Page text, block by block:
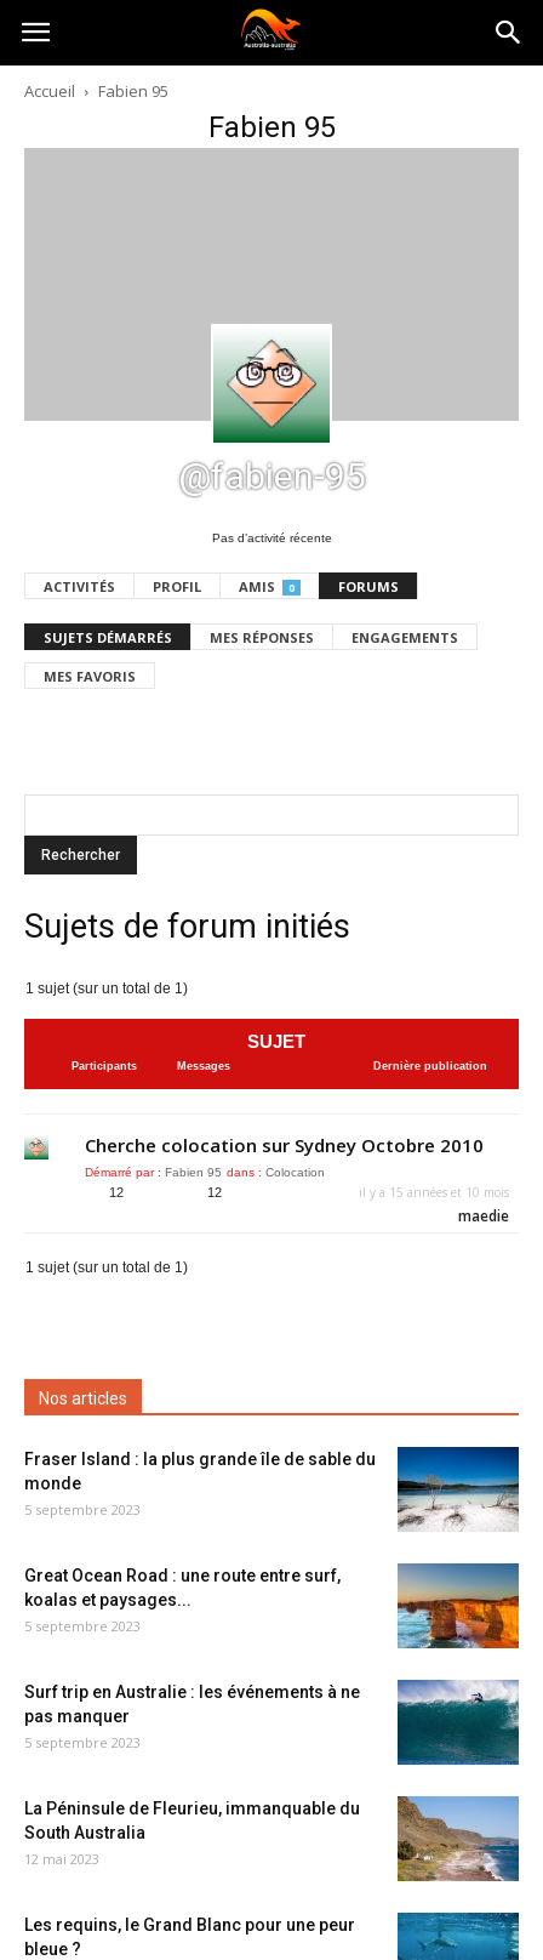
Australia-
australie.com
Accueil Fabien 95
Fabien 95
@fabien-95
Pas d’activité récente
ACTIVITÉS PROFIL AMIS 0 FORUMS
SUJETS DÉMARRÉS MES RÉPONSES ENGAGEMENTS
MES FAVORIS
Sujets de forum initiés
1 sujet (sur un total de 1)
SUJET
Participants Messages Dernière publication
Cherche colocation sur Sydney Octobre 2010
Démarré par : Fabien 95 dans : Colocation
12 12 il y a 15 années et 10 mois
maedie
1 sujet (sur un total de 1)
Nos articles
Fraser Island : la plus grande île de sable du
monde
5 septembre 2023
Great Ocean Road : une route entre surf,
koalas et paysages...
5 septembre 2023
Surf trip en Australie : les événements à ne
pas manquer
5 septembre 2023
La Péninsule de Fleurieu, immanquable du
South Australia
12 mai 2023
Les requins, le Grand Blanc pour une peur
bleue ?